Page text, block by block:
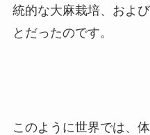
統的な大麻栽培、およ
とだったのです。
このように世界では、